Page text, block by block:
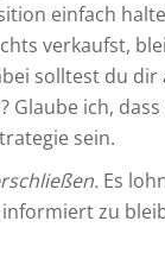
einfach
verkaufst,
solltest du
Glaube ich,
sein.
Es
zu